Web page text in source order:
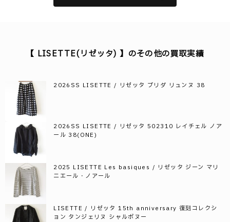
【 LISETTE(リゼッタ) 】のその他の買取実績
2026SS LISETTE / リゼッタ ブリダ リュンヌ 38
2026SS LISETTE / リゼッタ 502310 レイチェル ノア
ール 38(ONE)
2025 LISETTE Les basiques / リゼッタ ジーン マリ
ニエール・ノアール
LISETTE / リゼッタ 15th anniversary 復刻コレクシ
ョン タンジェリヌ シャルボヌー